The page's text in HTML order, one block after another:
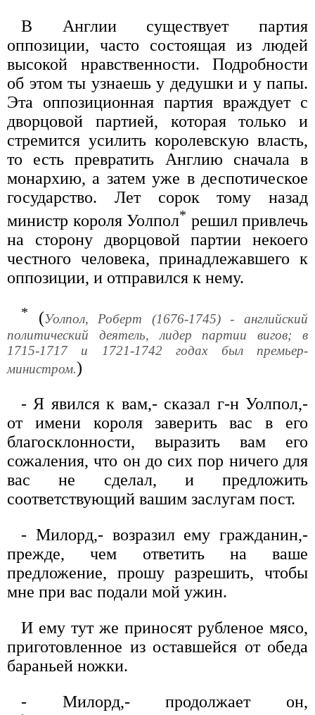
В Англии существует партия
оппозиции, часто состоящая из людей
высокой нравственности. Подробности
об этом ты узнаешь у дедушки и у папы.
Эта оппозиционная партия враждует с
дворцовой партией, которая только и
стремится усилить королевскую власть,
то есть превратить Англию сначала в
монархию, а затем уже в деспотическое
государство. Лет сорок тому назад
министр короля Уолпол* решил привлечь
на сторону дворцовой партии некоего
честного человека, принадлежавшего к
оппозиции, и отправился к нему.
* (Уолпол, Роберт (1676-1745) - английский
политический деятель, лидер партии вигов; в
1715-1717 и 1721-1742 годах был премьер-
министром.)
- Я явился к вам,- сказал г-н Уолпол,-
от имени короля заверить вас в его
благосклонности, выразить вам его
сожаления, что он до сих пор ничего для
вас не сделал, и предложить
соответствующий вашим заслугам пост.
- Милорд,- возразил ему гражданин,-
прежде, чем ответить на ваше
предложение, прошу разрешить, чтобы
мне при вас подали мой ужин.
И ему тут же приносят рубленое мясо,
приготовленное из оставшейся от обеда
бараньей ножки.
- Милорд,- продолжает он,